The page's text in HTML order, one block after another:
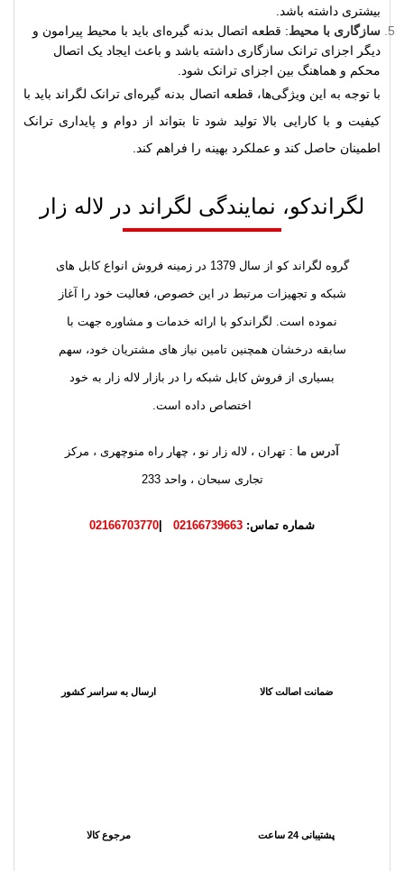
بیشتری داشته باشد.
سازگاری با محیط: قطعه اتصال بدنه گیره‌ای باید با محیط پیرامون و
دیگر اجزای ترانک سازگاری داشته باشد و باعث ایجاد یک اتصال
محکم و هماهنگ بین اجزای ترانک شود.
با توجه به این ویژگی‌ها، قطعه اتصال بدنه گیره‌ای ترانک لگراند باید با
کیفیت و با کارایی بالا تولید شود تا بتواند از دوام و پایداری ترانک
اطمینان حاصل کند و عملکرد بهینه را فراهم کند.
لگراندکو، نمایندگی لگراند در لاله زار
گروه لگراند کو از سال 1379 در زمینه فروش انواع کابل های
شبکه و تجهیزات مرتبط در این خصوص، فعالیت خود را آغاز
نموده است. لگراندکو با ارائه خدمات و مشاوره جهت با
سابقه درخشان همچنین تامین نیاز های مشتریان خود، سهم
بسیاری از فروش کابل شبکه را در بازار لاله زار به خود
اختصاص داده است.
آدرس ما : تهران ، لاله زار نو ، چهار راه منوچهری ، مرکز
تجاری سبحان ، واحد 233
شماره تماس: 02166739663
02166703770
ضمانت اصالت کالا ارسال به سراسر کشور
پشتیبانی 24 ساعت مرجوع کالا